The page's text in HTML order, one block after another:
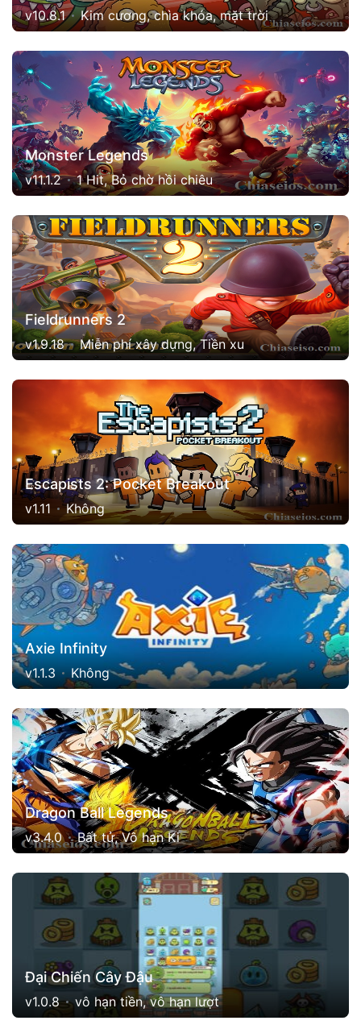
v10.8.1 Kim cương, chìa khóa, mặt trời
Monster Legends
v11.1.2 1 Hit, Bỏ chờ hồi chiêu
Fieldrunners 2
v1.9.18 Miễn phí xây dựng, Tiền xu
Escapists 2: Pocket Breakout
v1.11 Không
Axie Infinity
v1.1.3 Không
Dragon Ball Legends
v3.4.0 Bất tử, Vô hạn Ki
Đại Chiến Cây Đậu
v1.0.8 vô hạn tiền, vô hạn lượt